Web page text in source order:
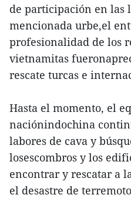
de participación en las
mencionada urbe,el
profesionalidad de los
vietnamitas
rescate turcas e
Hasta el momento, el
naciónindochina
labores de cava y
losescombros y los
encontrar y rescatar a
el desastre de